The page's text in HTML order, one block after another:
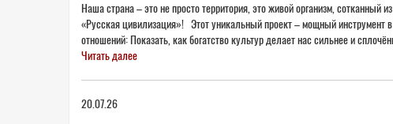
Наша страна – это не просто территория, это живой организм,
«Русская цивилизация»! Этот уникальный проект – мощный инструмент
отношений: Показать, как богатство культур делает нас сильнее и
Читать далее
20.07.26